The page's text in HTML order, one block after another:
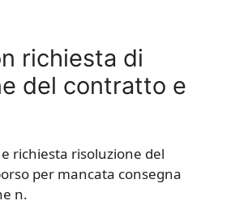
richiesta di
del contratto e
richiesta risoluzione del
per mancata consegna
n.